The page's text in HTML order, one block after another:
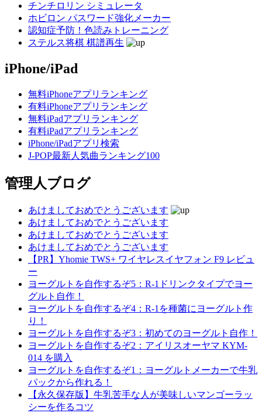
チンチロリン シミュレータ
ホビロン パスワード強化メーカー
認知症予防！色読みトレーニング
ステルス将棋 棋譜再生
iPhone/iPad
無料iPhoneアプリランキング
有料iPhoneアプリランキング
無料iPadアプリランキング
有料iPadアプリランキング
iPhone/iPadアプリ検索
J-POP最新人気曲ランキング100
管理人ブログ
あけましておめでとうございます
あけましておめでとうございます
あけましておめでとうございます
あけましておめでとうございます
【PR】Yhomie TWS+ ワイヤレスイヤフォン F9 レビュ
ー
ヨーグルトを自作するぞ5：R-1ドリンクタイプでヨー
グルト自作！
ヨーグルトを自作するぞ4：R-1を種菌にヨーグルト作
り！
ヨーグルトを自作するぞ3：初めてのヨーグルト自作！
ヨーグルトを自作するぞ2：アイリスオーヤマ KYM-
014 を購入
ヨーグルトを自作するぞ1：ヨーグルトメーカーで牛乳
パックから作れる！
【永久保存版】牛乳苦手な人が美味しいマンゴーラッ
シーを作るコツ